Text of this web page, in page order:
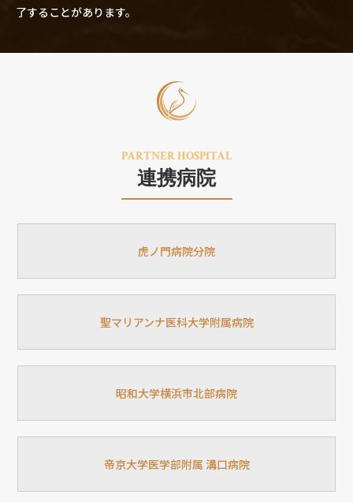
了することがあります。
PARTNER HOSPITAL
連携病院
虎ノ門病院分院
聖マリアンナ医科大学附属病院
昭和大学横浜市北部病院
帝京大学医学部附属 溝口病院